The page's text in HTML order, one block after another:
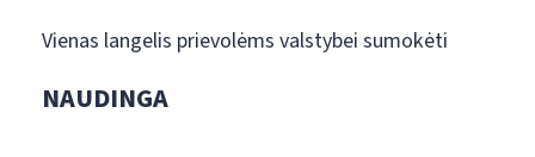
Vienas langelis prievolėms valstybei sumokėti
NAUDINGA